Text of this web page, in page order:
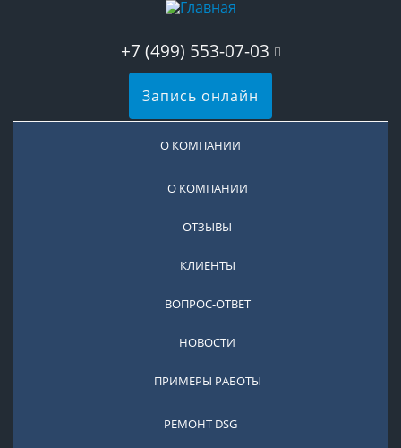
+7 (499) 553-07-03
Запись онлайн
О КОМПАНИИ
О КОМПАНИИ
ОТЗЫВЫ
КЛИЕНТЫ
ВОПРОС-ОТВЕТ
НОВОСТИ
ПРИМЕРЫ РАБОТЫ
РЕМОНТ DSG